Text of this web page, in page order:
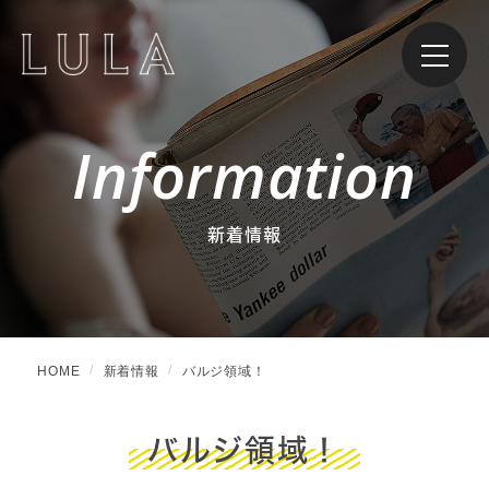
Information
新着情報
HOME 新着情報 バルジ領域！
バルジ領域！